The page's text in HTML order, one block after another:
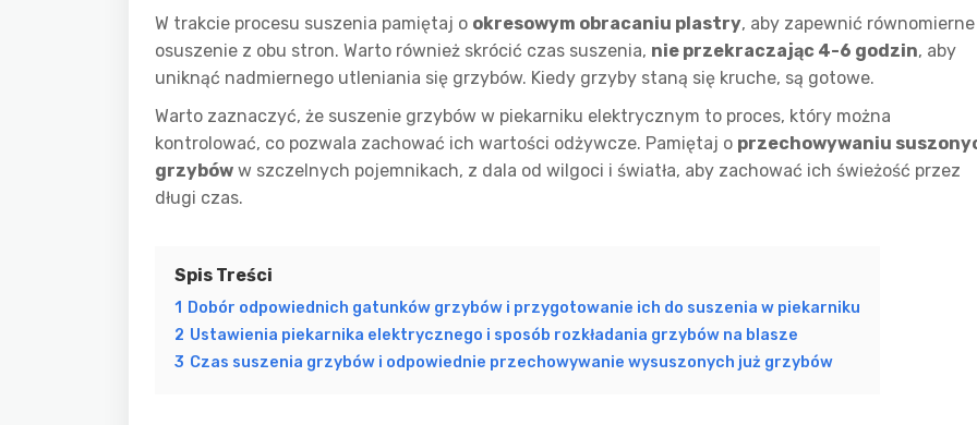
W trakcie procesu suszenia pamiętaj o okresowym obracaniu plastry, aby zapewnić równomierne
osuszenie z obu stron. Warto również skrócić czas suszenia, nie przekraczając 4-6 godzin, aby
uniknąć nadmiernego utleniania się grzybów. Kiedy grzyby staną się kruche, są gotowe.
Warto zaznaczyć, że suszenie grzybów w piekarniku elektrycznym to proces, który można
kontrolować, co pozwala zachować ich wartości odżywcze. Pamiętaj o przechowywaniu
grzybów w szczelnych pojemnikach, z dala od wilgoci i światła, aby zachować ich świeżość przez
długi czas.
Spis Treści
1
Dobór odpowiednich gatunków grzybów i przygotowanie ich do suszenia w piekarniku
2 Ustawienia piekarnika elektrycznego i sposób rozkładania grzybów na blasze
3 Czas suszenia grzybów i odpowiednie przechowywanie wysuszonych już grzybów